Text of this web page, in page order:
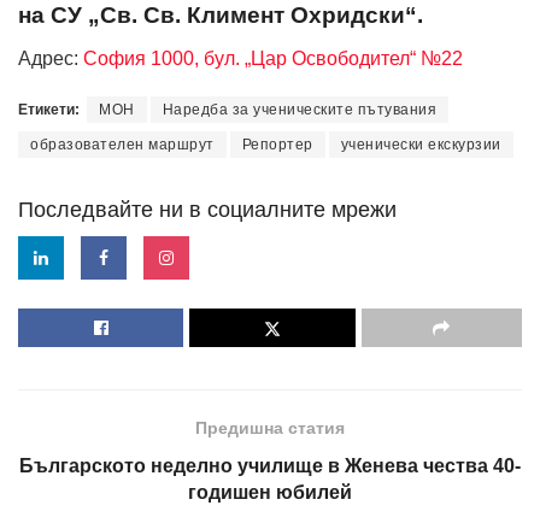
на СУ „Св. Св. Климент Охридски“.
Адрес: София 1000, бул. „Цар Освободител“ №22
Етикети: МОН Наредба за ученическите пътувания
образователен маршрут Репортер ученически екскурзии
Последвайте ни в социалните мрежи
Предишна статия
Българското неделно училище в Женева чества 40-
годишен юбилей